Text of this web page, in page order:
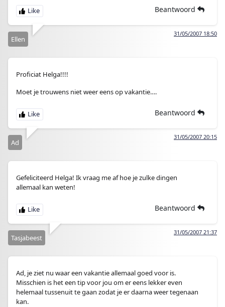
Beantwoord
31/05/2007 18:50
Ellen
Proficiat Helga!!!!
Moet je trouwens niet weer eens op vakantie….
Beantwoord
31/05/2007 20:15
Ad
Gefeliciteerd Helga! Ik vraag me af hoe je zulke dingen
allemaal kan weten!
Beantwoord
31/05/2007 21:37
Tasjabeest
Ad, je ziet nu waar een vakantie allemaal goed voor is.
Misschien is het een tip voor jou om er eens lekker even
helemaal tussenuit te gaan zodat je er daarna weer tegenaan
kan.